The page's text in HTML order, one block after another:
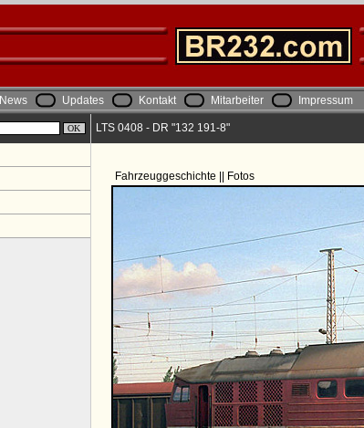
News Updates Kontakt Mitarbeiter Impressum
LTS 0408 - DR "132 191-8"
Fahrzeuggeschichte || Fotos